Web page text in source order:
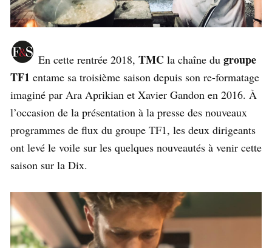
En cette rentrée 2018, TMC la chaîne du groupe
TF1 entame sa troisième saison depuis son re-formatage
imaginé par Ara Aprikian et Xavier Gandon en 2016. À
l’occasion de la présentation à la presse des nouveaux
programmes de flux du groupe TF1, les deux dirigeants
ont levé le voile sur les quelques nouveautés à venir cette
saison sur la Dix.